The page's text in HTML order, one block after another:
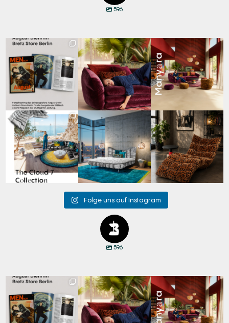
596
und Design:
Schauspieler August...
20 4
Den Kopf anlehnen. Die
Gedanken auf Reisen...
65 1
Manyara. Inspiriert von
der Weite Afrikas....
59 2
Für jeden Lieblingsplatz
die passende Cloud.
☁️...
62 1
Cloud 7 – nicht nur zum
Sitzen, sondern auch
zum...
147 3
A bold statement. A
quiet retreat.
Mit unserem...
204 4
Folge uns auf Instagram
596
Zwischen Charakter
und Design:
Schauspieler August...
20 4
Den Kopf anlehnen. Die
Gedanken auf Reisen...
65 1
Manyara. Inspiriert von
der Weite Afrikas....
59 2